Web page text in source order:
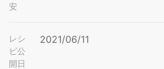
安
レシ
ピ公
開日
2021/06/11